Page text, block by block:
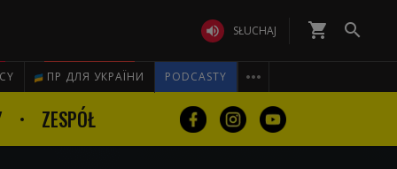
 SŁUCHAJ shopping_cart 
ПР ДЛЯ УКРАЇНИ PODCASTY 
ZESPÓŁ